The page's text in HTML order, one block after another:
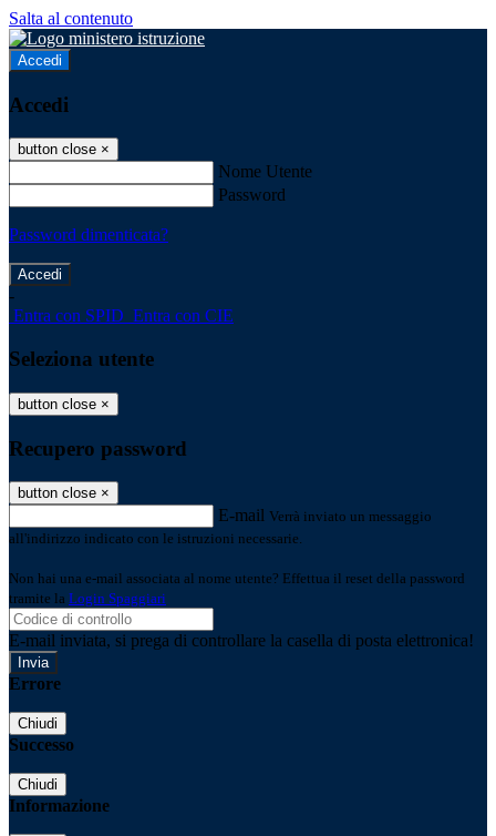
Salta al contenuto
Accedi
Accedi
button close ×
Nome Utente
Password
Password dimenticata?
-
Entra con SPID Entra con CIE
Seleziona utente
button close ×
Recupero password
button close ×
E-mail Verrà inviato un messaggio
all'indirizzo indicato con le istruzioni necessarie.
Non hai una e-mail associata al nome utente? Effettua il reset della password
tramite la Login Spaggiari
E-mail inviata, si prega di controllare la casella di posta elettronica!
Errore
Chiudi
Successo
Chiudi
Informazione